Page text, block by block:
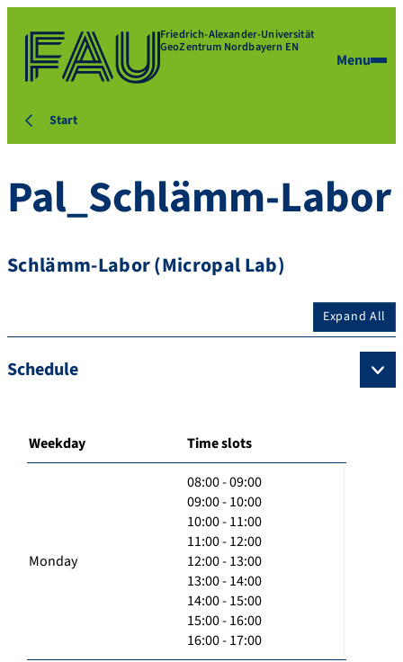
Friedrich-Alexander-Universität
GeoZentrum Nordbayern EN
Menu
Start
Pal_Schlämm-Labor
Schlämm-Labor (Micropal Lab)
Expand All
Schedule
Weekday Time slots
Monday
08:00 - 09:00
09:00 - 10:00
10:00 - 11:00
11:00 - 12:00
12:00 - 13:00
13:00 - 14:00
14:00 - 15:00
15:00 - 16:00
16:00 - 17:00